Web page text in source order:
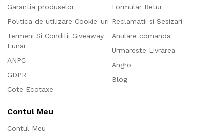
Garantia produselor
Politica de utilizare Cookie-uri
Termeni Si Conditii Giveaway
Lunar
ANPC
GDPR
Cote Ecotaxe
Formular Retur
Reclamatii si Sesizari
Anulare comanda
Urmareste Livrarea
Angro
Blog
Contul Meu
Contul Meu